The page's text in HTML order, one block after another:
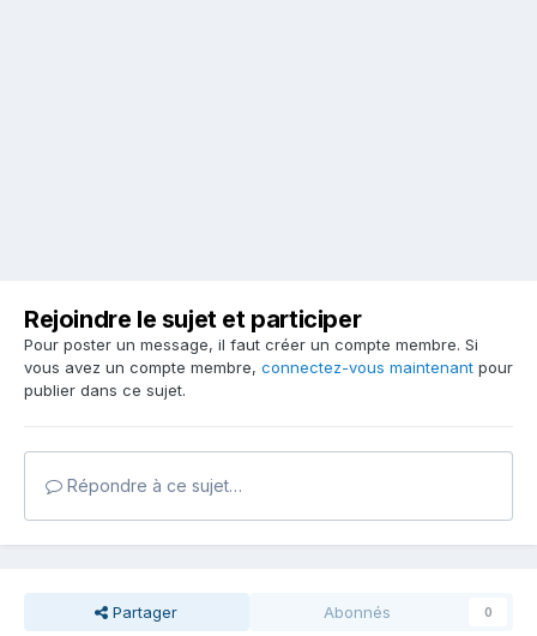
Rejoindre le sujet et participer
Pour poster un message, il faut créer un compte membre. Si
vous avez un compte membre, connectez-vous maintenant pour
publier dans ce sujet.
Répondre à ce sujet…
Partager Abonnés 0